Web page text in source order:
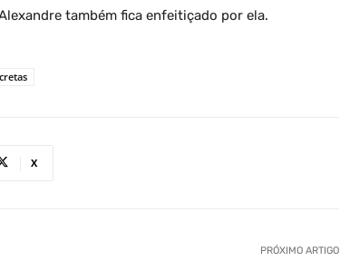
também fica enfeitiçado por ela.
X
PRÓXIMO ARTIGO